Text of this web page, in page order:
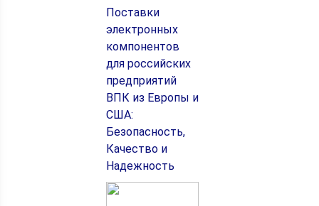
Поставки
электронных
компонентов
для российских
предприятий
ВПК из Европы и
США:
Безопасность,
Качество и
Надежность